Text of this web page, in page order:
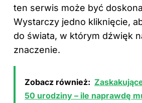
ten serwis może być
Wystarczy jedno kliknięcie,
do świata, w którym dźwięk
znaczenie.
Zobacz również:
50 urodziny – ile naprawdę